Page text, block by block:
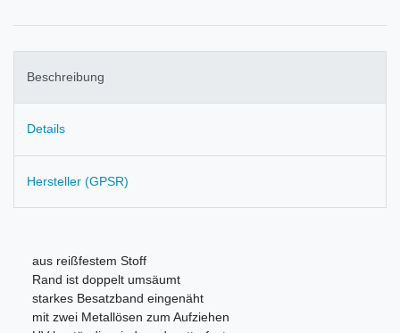
Beschreibung
Details
Hersteller (GPSR)
aus reißfestem Stoff
Rand ist doppelt umsäumt
starkes Besatzband eingenäht
mit zwei Metallösen zum Aufziehen